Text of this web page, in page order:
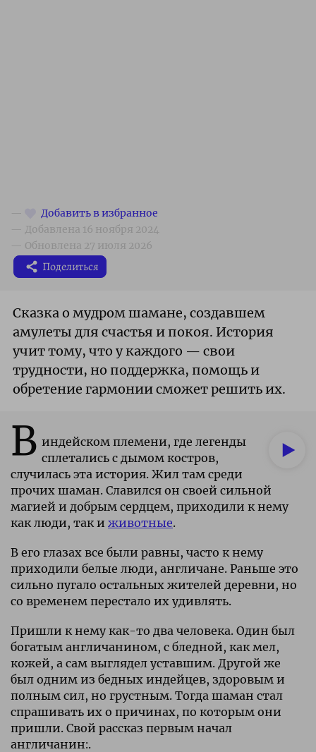
Поделиться
Сказка о мудром шамане, создавшем
амулеты для счастья и покоя. История
учит тому, что у каждого — свои
трудности, но поддержка, помощь и
обретение гармонии сможет решить их.
В индейском племени, где легенды
сплетались с дымом костров,
случилась эта история. Жил там среди
прочих шаман. Славился он своей сильной
магией и добрым сердцем, приходили к нему
как люди, так и животные.
В его глазах все были равны, часто к нему
приходили белые люди, англичане. Раньше это
сильно пугало остальных жителей деревни, но
со временем перестало их удивлять.
Пришли к нему как-то два человека. Один был
богатым англичанином, с бледной, как мел,
кожей, а сам выглядел уставшим. Другой же
был одним из бедных индейцев, здоровым и
полным сил, но грустным. Тогда шаман стал
спрашивать их о причинах, по которым они
пришли. Свой рассказ первым начал
англичанин:.